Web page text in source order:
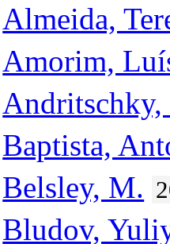
Almeida,
Amorim,
Baptista,
Belsley, M.
Bludov,